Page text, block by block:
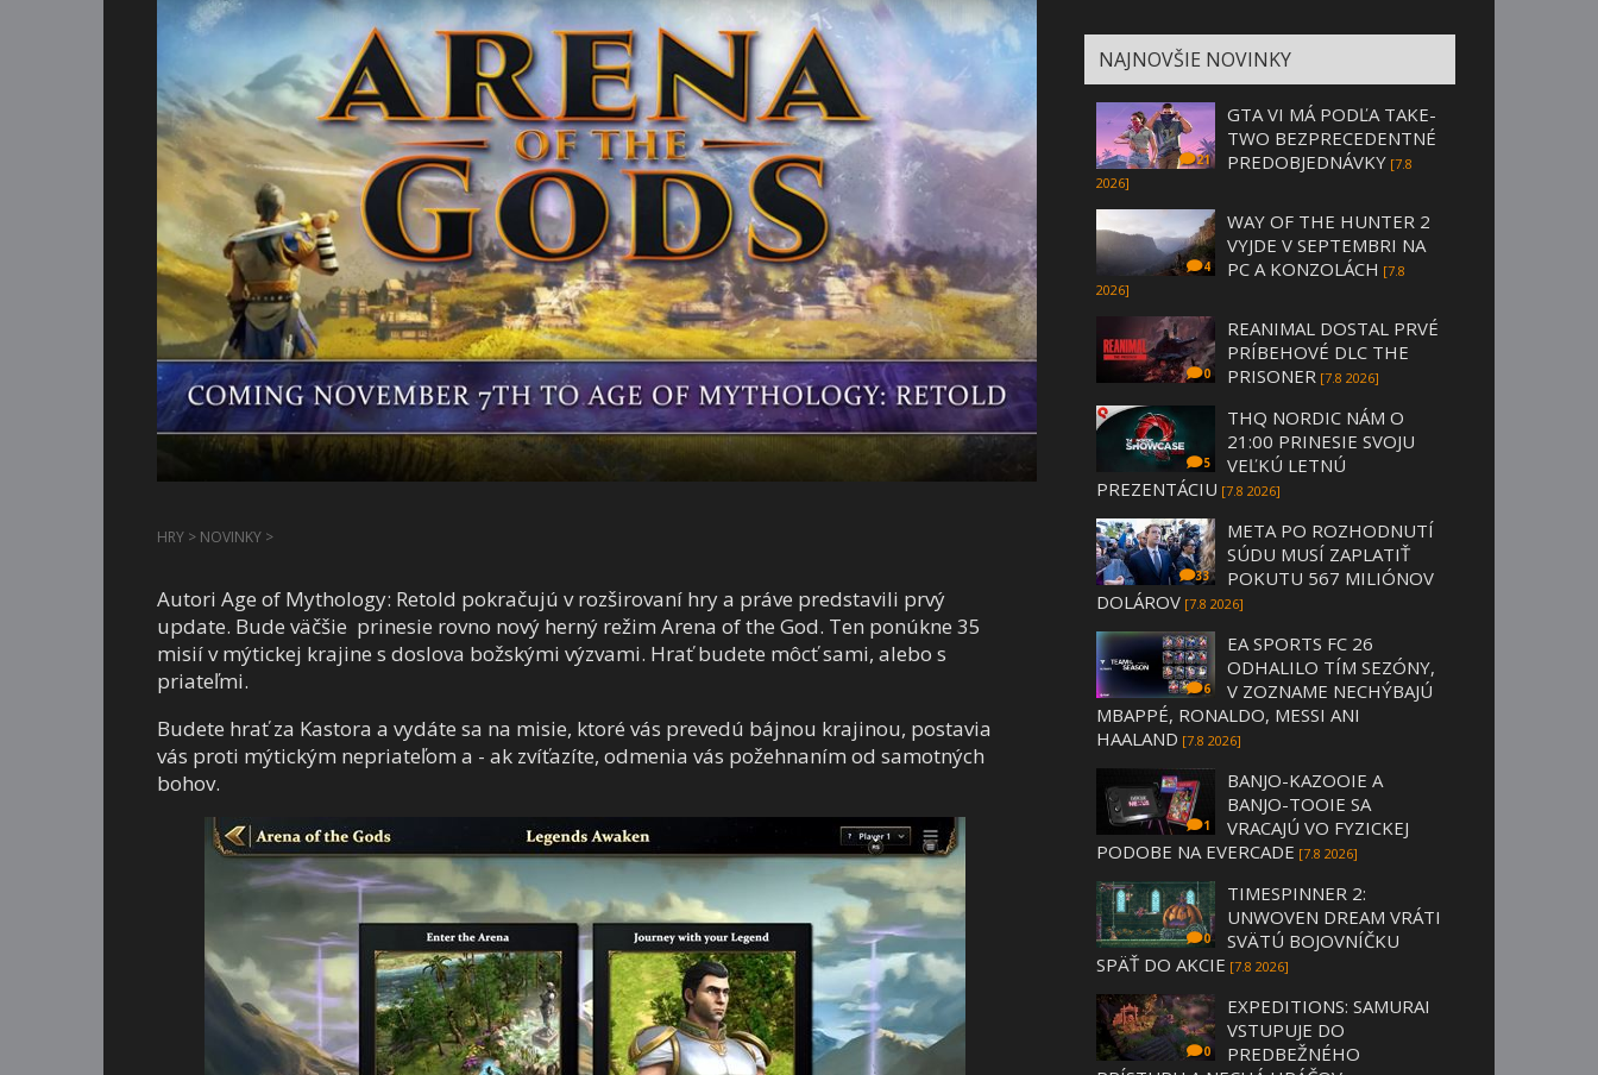
HRY > NOVINKY >
Autori Age of Mythology: Retold pokračujú v rozširovaní hry a práve predstavili prvý
update. Bude väčšie prinesie rovno nový herný režim Arena of the God. Ten ponúkne 35
misií v mýtickej krajine s doslova božskými výzvami. Hrať budete môcť sami, alebo s
priateľmi.
Budete hrať za Kastora a vydáte sa na misie, ktoré vás prevedú bájnou krajinou, postavia
vás proti mýtickým nepriateľom a - ak zvíťazíte, odmenia vás požehnaním od samotných
bohov.
NAJNOVŠIE NOVINKY
21
GTA VI MÁ PODĽA TAKE-
TWO BEZPRECEDENTNÉ
PREDOBJEDNÁVKY [7.8
2026]
4
WAY OF THE HUNTER 2
VYJDE V SEPTEMBRI NA
PC A KONZOLÁCH [7.8
2026]
0
REANIMAL DOSTAL PRVÉ
PRÍBEHOVÉ DLC THE
PRISONER [7.8 2026]
5
THQ NORDIC NÁM O
21:00 PRINESIE SVOJU
VEĽKÚ LETNÚ
PREZENTÁCIU [7.8 2026]
33
META PO ROZHODNUTÍ
SÚDU MUSÍ ZAPLATIŤ
POKUTU 567 MILIÓNOV
DOLÁROV [7.8 2026]
6
EA SPORTS FC 26
ODHALILO TÍM SEZÓNY,
V ZOZNAME NECHÝBAJÚ
MBAPPÉ, RONALDO, MESSI ANI
HAALAND [7.8 2026]
1
BANJO-KAZOOIE A
BANJO-TOOIE SA
VRACAJÚ VO FYZICKEJ
PODOBE NA EVERCADE [7.8 2026]
0
TIMESPINNER 2:
UNWOVEN DREAM VRÁTI
SVÄTÚ BOJOVNÍČKU
SPÄŤ DO AKCIE [7.8 2026]
0
EXPEDITIONS: SAMURAI
VSTUPUJE DO
PREDBEŽNÉHO